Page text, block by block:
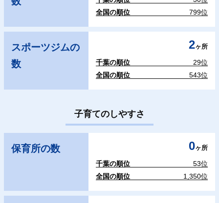
全国の順位
799位
スポーツジムの
数
2ヶ所
千葉の順位
29位
全国の順位
543位
子育てのしやすさ
保育所の数 0ヶ所
千葉の順位
53位
全国の順位
1,350位